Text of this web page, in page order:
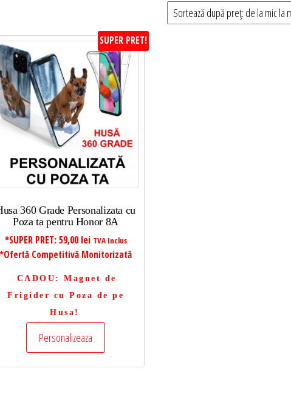
SUPER PRET!
360 Grade Personalizata cu
Poza ta pentru Honor 8A
*SUPER PRET: 59,00 lei TVA Inclus
*Ofertă Competitivă Monitorizată
CADOU : Magnet de
Frigider cu Poza de pe
Husa!
Personalizeaza